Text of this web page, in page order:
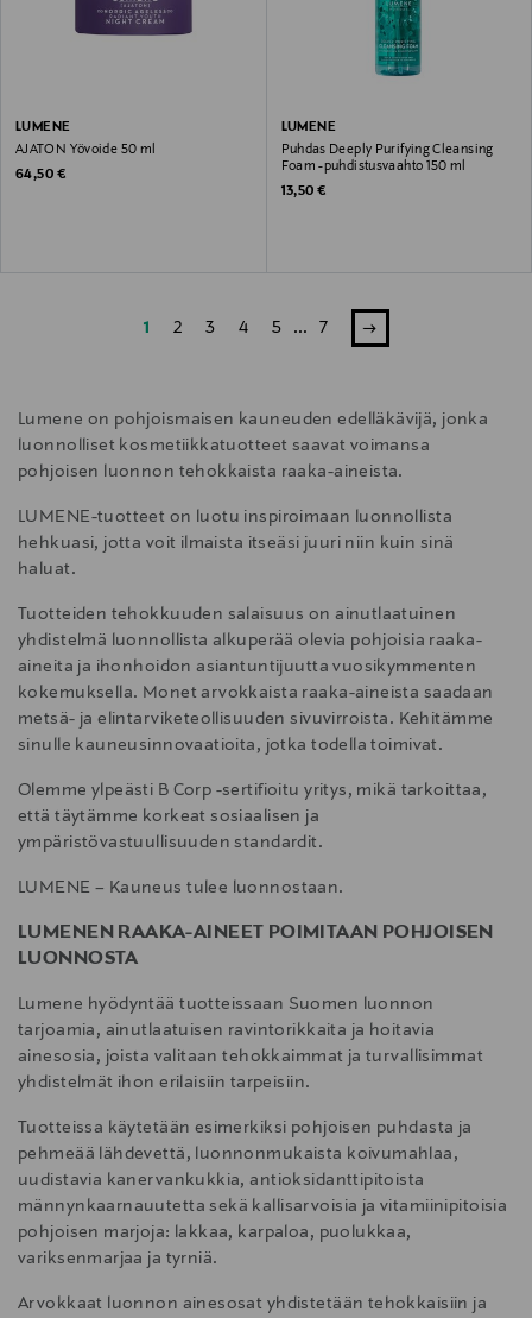
LUMENE
AJATON Yövoide 50 ml
Original Price
64,50 €
LUMENE
Puhdas Deeply Purifying Cleansing
Foam -puhdistusvaahto 150 ml
Original Price
13,50 €
1 2 3 4 5 ... 7
Lumene on pohjoismaisen kauneuden edelläkävijä, jonka
luonnolliset kosmetiikkatuotteet saavat voimansa
pohjoisen luonnon tehokkaista raaka-aineista.
LUMENE-tuotteet on luotu inspiroimaan luonnollista
hehkuasi, jotta voit ilmaista itseäsi juuri niin kuin sinä
haluat.
Tuotteiden tehokkuuden salaisuus on ainutlaatuinen
yhdistelmä luonnollista alkuperää olevia pohjoisia raaka-
aineita ja ihonhoidon asiantuntijuutta vuosikymmenten
kokemuksella. Monet arvokkaista raaka-aineista saadaan
metsä- ja elintarviketeollisuuden sivuvirroista. Kehitämme
sinulle kauneusinnovaatioita, jotka todella toimivat.
Olemme ylpeästi B Corp -sertifioitu yritys, mikä tarkoittaa,
että täytämme korkeat sosiaalisen ja
ympäristövastuullisuuden standardit.
LUMENE – Kauneus tulee luonnostaan.
LUMENEN RAAKA-AINEET POIMITAAN POHJOISEN
LUONNOSTA
Lumene hyödyntää tuotteissaan Suomen luonnon
tarjoamia, ainutlaatuisen ravintorikkaita ja hoitavia
ainesosia, joista valitaan tehokkaimmat ja turvallisimmat
yhdistelmät ihon erilaisiin tarpeisiin.
Tuotteissa käytetään esimerkiksi pohjoisen puhdasta ja
pehmeää lähdevettä, luonnonmukaista koivumahlaa,
uudistavia kanervankukkia, antioksidanttipitoista
männynkaarnauutetta sekä kallisarvoisia ja vitamiinipitoisia
pohjoisen marjoja: lakkaa, karpaloa, puolukkaa,
variksenmarjaa ja tyrniä.
Arvokkaat luonnon ainesosat yhdistetään tehokkaisiin ja